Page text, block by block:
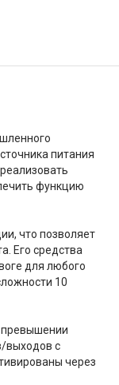
питания
функцию
что позволяет
Его средства
для любого
10
превышении
выходов с
через